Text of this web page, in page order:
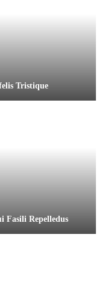
Tristique
Fasili Repelledus